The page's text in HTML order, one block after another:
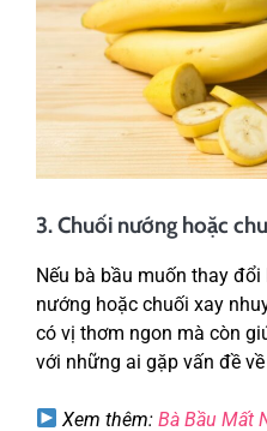
3. Chuối nướng hoặc
Nếu bà bầu muốn thay
nướng hoặc chuối xay
có vị thơm ngon mà còn
với những ai gặp vấn đề
Xem thêm:Bà Bầu Mất